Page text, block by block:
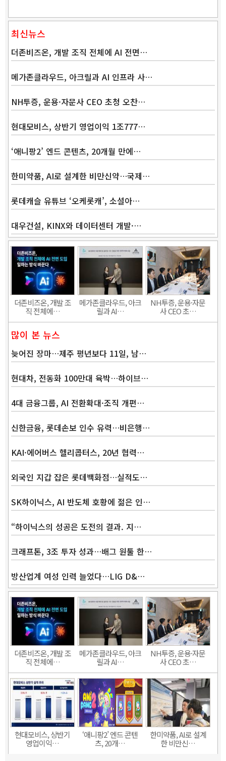
최신뉴스
더존비즈온, 개발 조직 전체에 AI 전면…
메가존클라우드, 아크릴과 AI 인프라 사…
NH투증, 운용·자문사 CEO 초청 오찬…
현대모비스, 상반기 영업이익 1조777…
‘애니팡2’ 엔드 콘텐츠, 20개월 만에…
한미약품, AI로 설계한 비만신약…국제…
롯데캐슬 유튜브 ‘오케롯캐’, 소셜아…
대우건설, KINX와 데이터센터 개발·…
더존비즈온, 개발 조
직 전체에…
메가존클라우드, 아크
릴과 AI…
NH투증, 운용·자문
사 CEO 초…
많이 본 뉴스
늦어진 장마…제주 평년보다 11일, 남…
현대차, 전동화 100만대 육박…하이브…
4대 금융그룹, AI 전환확대·조직 개편…
신한금융, 롯데손보 인수 유력…비은행…
KAI·에어버스 헬리콥터스, 20년 협력…
외국인 지갑 잡은 롯데백화점…실적도…
SK하이닉스, AI 반도체 호황에 젊은 인…
“하이닉스의 성공은 도전의 결과. 지…
크래프톤, 3조 투자 성과…배그 원툴 한…
방산업계 여성 인력 늘었다…LIG D&…
더존비즈온, 개발 조
직 전체에…
메가존클라우드, 아크
릴과 AI…
NH투증, 운용·자문
사 CEO 초…
현대모비스, 상반기
영업이익…
‘애니팡2’ 엔드 콘텐
츠, 20개…
한미약품, AI로 설계
한 비만신…